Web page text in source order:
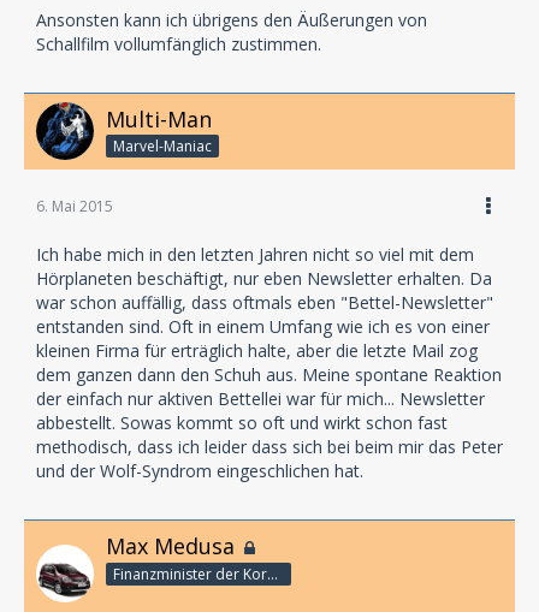
Ansonsten kann ich übrigens den Äußerungen von
Schallfilm vollumfänglich zustimmen.
Multi-Man
Marvel-Maniac
6. Mai 2015
Ich habe mich in den letzten Jahren nicht so viel mit dem
Hörplaneten beschäftigt, nur eben Newsletter erhalten. Da
war schon auffällig, dass oftmals eben "Bettel-Newsletter"
entstanden sind. Oft in einem Umfang wie ich es von einer
kleinen Firma für erträglich halte, aber die letzte Mail zog
dem ganzen dann den Schuh aus. Meine spontane Reaktion
der einfach nur aktiven Bettellei war für mich... Newsletter
abbestellt. Sowas kommt so oft und wirkt schon fast
methodisch, dass ich leider dass sich bei beim mir das Peter
und der Wolf-Syndrom eingeschlichen hat.
Max Medusa
Finanzminister der Korporation